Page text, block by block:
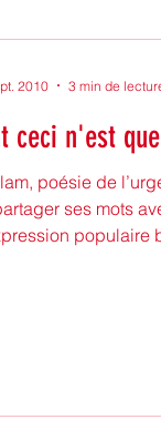
ceci n'est
poésie de
ses mots
populaire
2010 3 min de